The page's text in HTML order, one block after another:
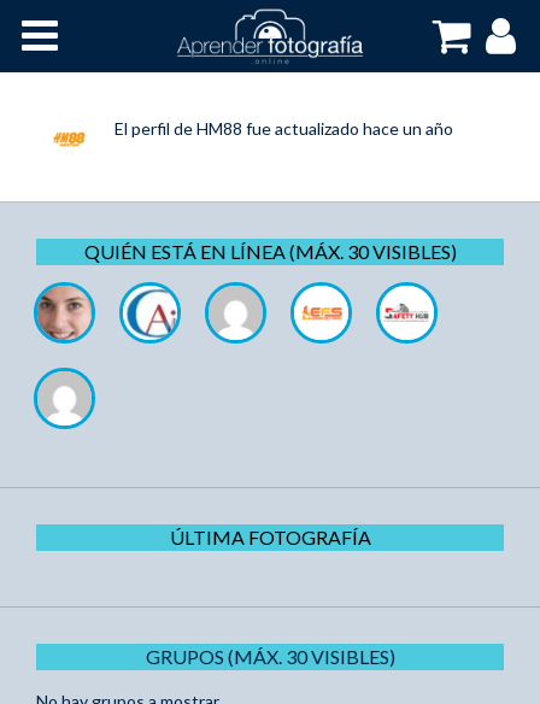
El perfil deHM88 fue actualizado hace un año
QUIÉN ESTÁ EN LÍNEA (MÁX. 30 VISIBLES)
ÚLTIMA FOTOGRAFÍA
GRUPOS (MÁX. 30 VISIBLES)